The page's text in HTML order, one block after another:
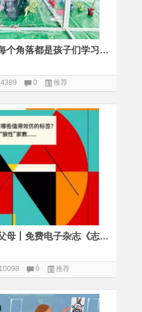
这么小的一个国家，每个角落都是孩子们学习的场所
4389 0 推荐
向德国人学做更好的父母丨免费电子杂志《志在必德》
10098 0 推荐